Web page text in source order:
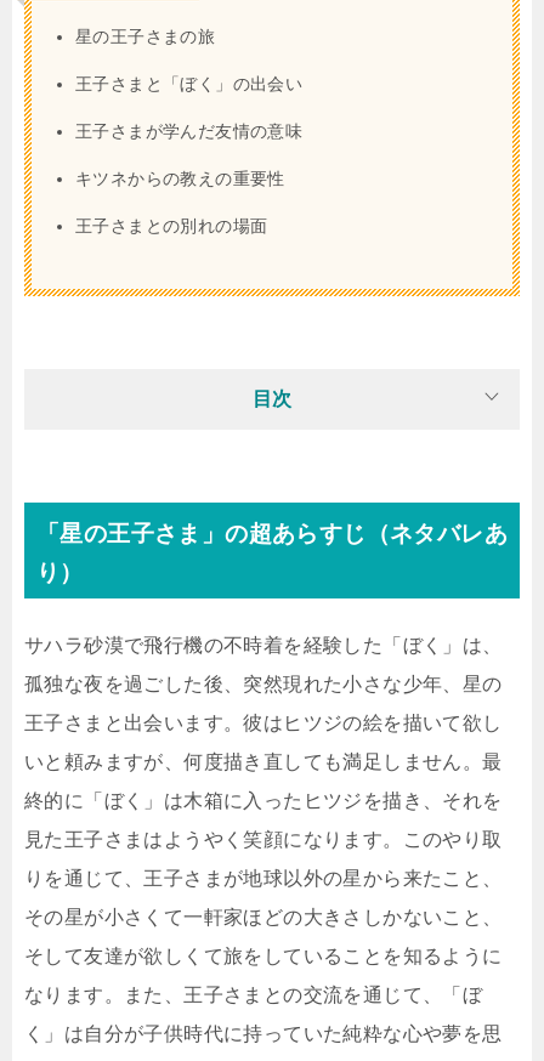
星の王子さまの旅
王子さまと「ぼく」の出会い
王子さまが学んだ友情の意味
キツネからの教えの重要性
王子さまとの別れの場面
目次
「星の王子さま」の超あらすじ（ネタバレあ
り）
サハラ砂漠で飛行機の不時着を経験した「ぼく」は、
孤独な夜を過ごした後、突然現れた小さな少年、星の
王子さまと出会います。彼はヒツジの絵を描いて欲し
いと頼みますが、何度描き直しても満足しません。最
終的に「ぼく」は木箱に入ったヒツジを描き、それを
見た王子さまはようやく笑顔になります。このやり取
りを通じて、王子さまが地球以外の星から来たこと、
その星が小さくて一軒家ほどの大きさしかないこと、
そして友達が欲しくて旅をしていることを知るように
なります。また、王子さまとの交流を通じて、「ぼ
く」は自分が子供時代に持っていた純粋な心や夢を思